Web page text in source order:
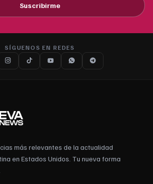
Suscribirme
SÍGUENOS EN REDES
más relevantes de la actualidad
en Estados Unidos. Tu nueva forma